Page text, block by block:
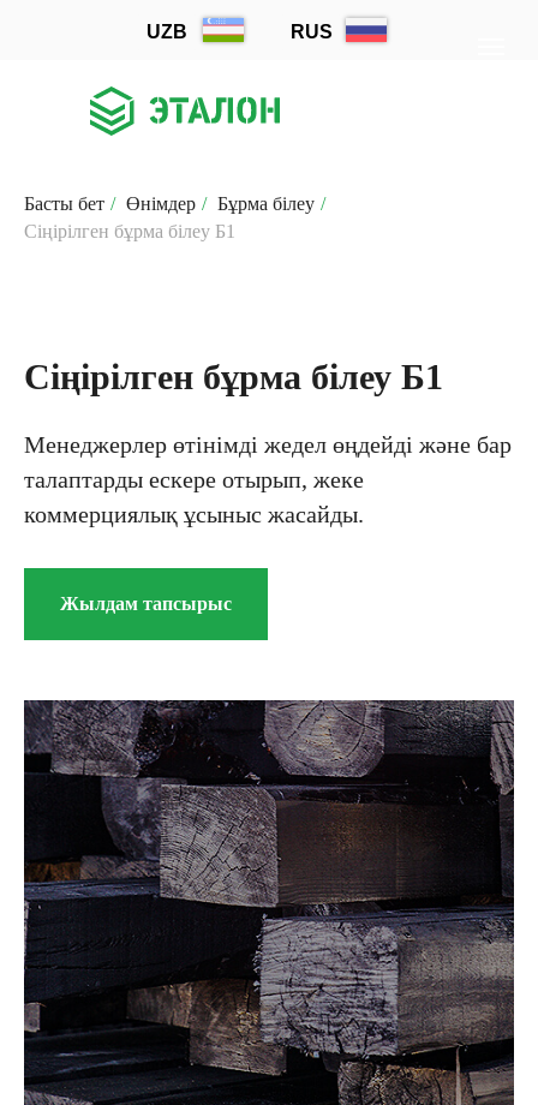
UZB RUS
Басты бет / Өнімдер / Бұрма білеу /
Сіңірілген бұрма білеу Б1
Сіңірілген бұрма білеу Б1
Менеджерлер өтінімді жедел өңдейді және бар
талаптарды ескере отырып, жеке
коммерциялық ұсыныс жасайды.
Жылдам тапсырыс